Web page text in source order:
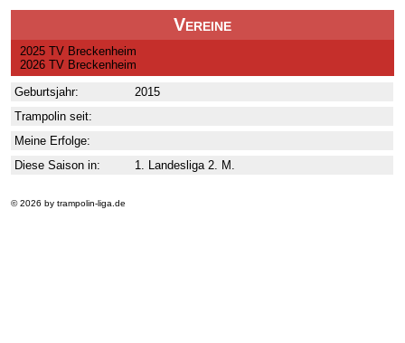
Vereine
2025 TV Breckenheim
2026 TV Breckenheim
Geburtsjahr:
2015
Trampolin seit:
Meine Erfolge:
Diese Saison in:
1. Landesliga 2. M.
© 2026 by trampolin-liga.de